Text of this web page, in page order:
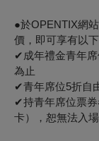
●於OPENTIX網
價，即可享有以下
✔ 成年禮金青年
為止
✔青年席位5折自
✔持青年席位票
卡），恕無法入場